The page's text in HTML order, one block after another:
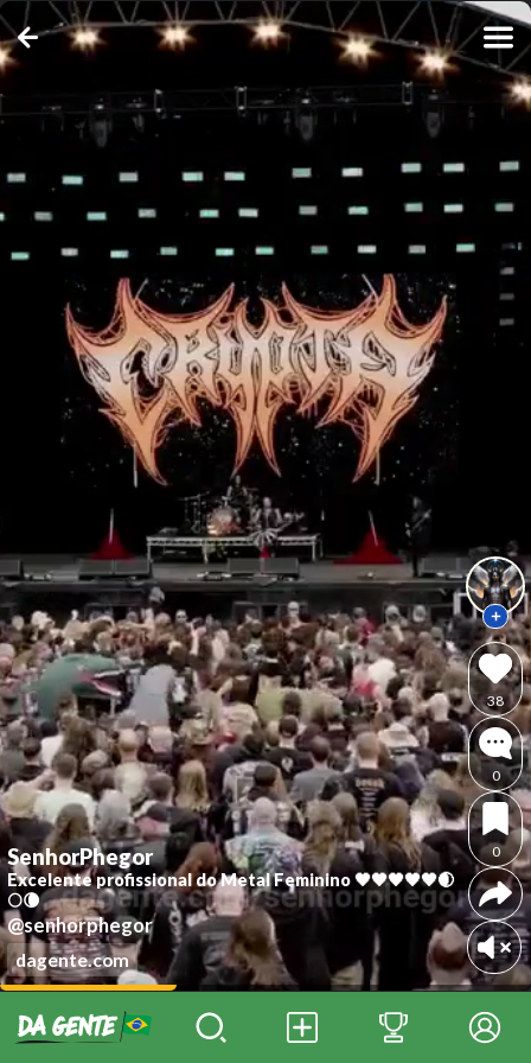
SenhorPhegor
Excelente profissional do Metal Feminino 🖤🖤🖤🖤🖤🌒
🌕🌘
@senhorphegor
dagente.com
38
0
0